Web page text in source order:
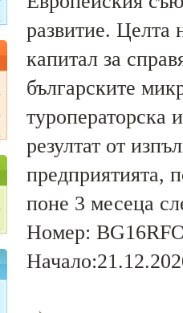
развитие. Целта
капитал за
българските
туроператорска
резултат от
предприятията,
поне 3 месеца
Номер: